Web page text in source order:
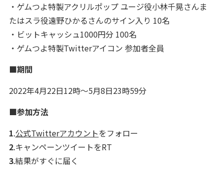
・ゲムつよ特製アクリルポップ ユージ役小林千晃さんま
たはスラ役遠野ひかるさんのサイン入り 10名
・ビットキャッシュ1000円分 100名
・ゲムつよ特製Twitterアイコン 参加者全員
■期間
2022年4月22日12時～5月8日23時59分
■参加方法
1.公式Twitterアカウントをフォロー
2.キャンペーンツイートをRT
3.結果がすぐに届く